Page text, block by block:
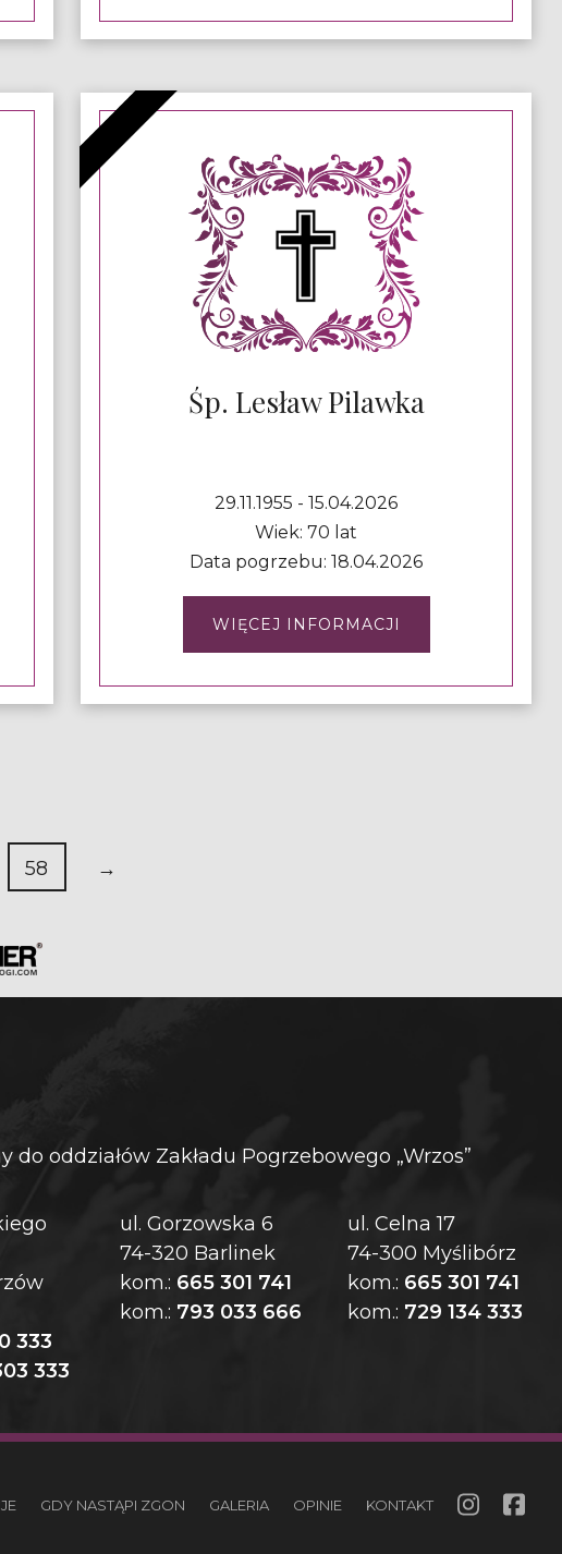
Śp. Lesław Pilawka
29.11.1955 - 15.04.2026
Wiek: 70 lat
Data pogrzebu: 18.04.2026
WIĘCEJ INFORMACJI
58 →
do oddziałów Zakładu Pogrzebowego „Wrzos”
333
333
ul. Gorzowska 6
74-320 Barlinek
kom.: 665 301 741
kom.: 793 033 666
ul. Celna 17
74-300 Myślibórz
kom.: 665 301 741
kom.: 729 134 333
GDY NASTĄPI ZGON GALERIA OPINIE KONTAKT